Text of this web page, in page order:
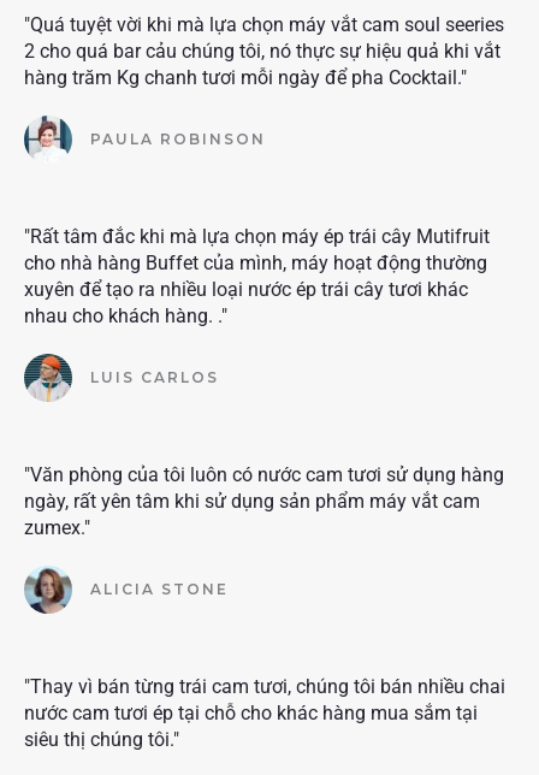
"Quá tuyệt vời khi mà lựa chọn máy vắt cam soul seeries
2 cho quá bar cảu chúng tôi, nó thực sự hiệu quả khi vắt
hàng trăm Kg chanh tươi mỗi ngày để pha Cocktail."
PAULA ROBINSON
"Rất tâm đắc khi mà lựa chọn máy ép trái cây Mutifruit
cho nhà hàng Buffet của mình, máy hoạt động thường
xuyên để tạo ra nhiều loại nước ép trái cây tươi khác
nhau cho khách hàng. ."
LUIS CARLOS
"Văn phòng của tôi luôn có nước cam tươi sử dụng hàng
ngày, rất yên tâm khi sử dụng sản phẩm máy vắt cam
zumex."
ALICIA STONE
"Thay vì bán từng trái cam tươi, chúng tôi bán nhiều chai
nước cam tươi ép tại chỗ cho khác hàng mua sắm tại
siêu thị chúng tôi."